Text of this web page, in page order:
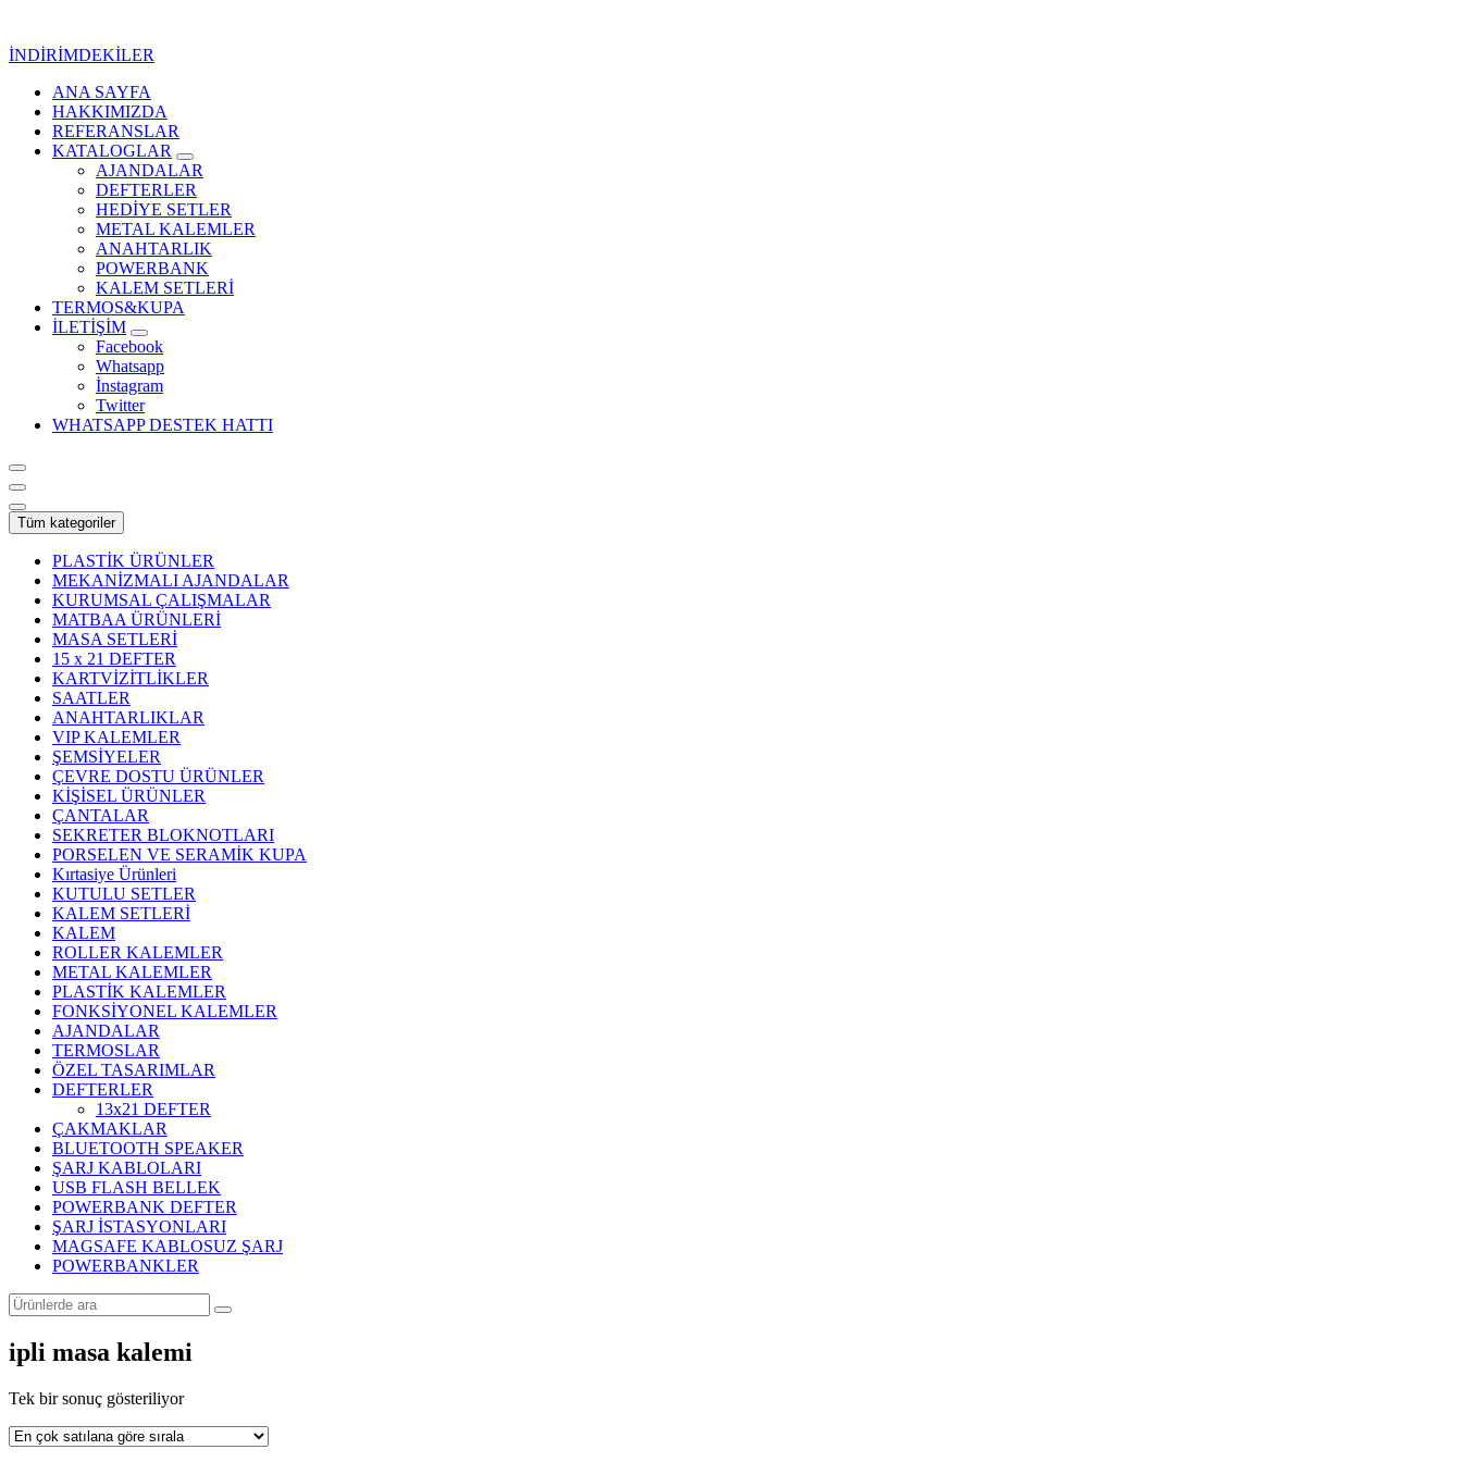
İNDİRİMDEKİLER
Kurumsal Promosyon-Hediyelik
ANA SAYFA
HAKKIMIZDA
REFERANSLAR
KATALOGLAR
AJANDALAR
DEFTERLER
HEDİYE SETLER
METAL KALEMLER
ANAHTARLIK
POWERBANK
KALEM SETLERİ
TERMOS&KUPA
İLETİŞİM
Facebook
Whatsapp
İnstagram
Twitter
WHATSAPP DESTEK HATTI
Tüm kategoriler
PLASTİK ÜRÜNLER
MEKANİZMALI AJANDALAR
KURUMSAL ÇALIŞMALAR
MATBAA ÜRÜNLERİ
MASA SETLERİ
15 x 21 DEFTER
KARTVİZİTLİKLER
SAATLER
ANAHTARLIKLAR
VIP KALEMLER
ŞEMSİYELER
ÇEVRE DOSTU ÜRÜNLER
KİŞİSEL ÜRÜNLER
ÇANTALAR
SEKRETER BLOKNOTLARI
PORSELEN VE SERAMİK KUPA
Kırtasiye Ürünleri
KUTULU SETLER
KALEM SETLERİ
KALEM
ROLLER KALEMLER
METAL KALEMLER
PLASTİK KALEMLER
FONKSİYONEL KALEMLER
AJANDALAR
TERMOSLAR
ÖZEL TASARIMLAR
DEFTERLER
13x21 DEFTER
ÇAKMAKLAR
BLUETOOTH SPEAKER
ŞARJ KABLOLARI
USB FLASH BELLEK
POWERBANK DEFTER
ŞARJ İSTASYONLARI
MAGSAFE KABLOSUZ ŞARJ
POWERBANKLER
ipli masa kalemi
Tek bir sonuç gösteriliyor